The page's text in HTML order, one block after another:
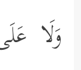
وَلَا